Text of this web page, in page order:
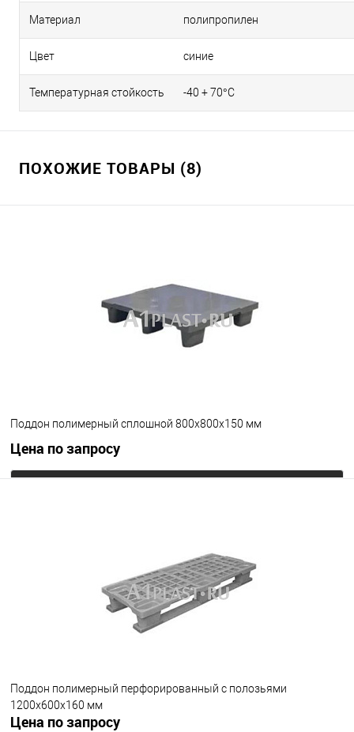
Материал полипропилен
Цвет синие
Температурная стойкость -40 + 70°С
ПОХОЖИЕ ТОВАРЫ (8)
Поддон полимерный сплошной 800х800х150 мм
Цена по запросу
Поддон полимерный перфорированный с полозьями
1200х600х160 мм
Цена по запросу